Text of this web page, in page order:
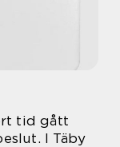
tid gått
I Täby